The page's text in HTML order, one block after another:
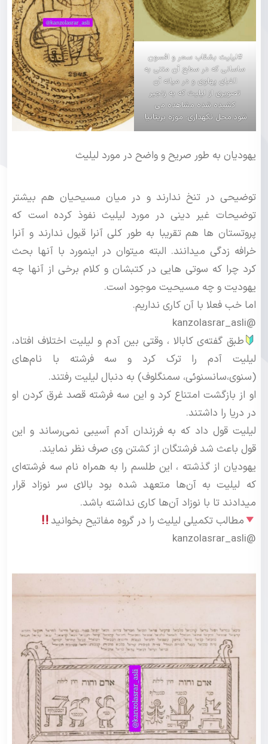
#لیلیث بشقاب سحر و افسون
ساسانى كه در سطح آن متنی به
الفبای پهلوی و در میانه آن
تصویری از لیلیث که به زنجیر
کشیده شده مشاهده می
شود.محل نگهدارى: موزه بریتانیا.
یهودیان به طور صریح و واضح در مورد لیلیث
توضیحی در تنخ ندارند و در میان مسیحیان هم بیشتر
توضیحات غیر دینی در مورد لیلیث نفوذ کرده است که
پروتستان ها هم تقریبا به طور کلی آنرا قبول ندارند و آنرا
خرافه زدگی میدانند. البته میتوان در اینمورد با آنها بحث
کرد چرا که سوتی هایی در کتبشان و کلام برخی از آنها چه
یهودیت و چه مسیحیت موجود است.
اما خب فعلا با آن کاری نداریم.
@kanzolasrar_asli
طبق گفته‌ی کابالا ، وقتی بین آدم و لیلیت اختلاف افتاد،
لیلیت آدم را ترک کرد و سه فرشته با نام‌های
(سنوی،سانسنوئی، سمنگلوف) به دنبال لیلیت رفتند.
او از بازگشت امتناع کرد و این سه فرشته قصد غرق کردن او
در دریا را داشتند.
لیلیت قول داد که به فرزندان آدم آسیبی نمی‌رساند و این
قول باعث شد فرشتگان از کشتن وی صرف نظر نمایند.
یهودیان از گذشته‌ ، این طلسم را به همراه نام سه فرشته‌ای
که لیلیت به آن‌ها متعهد شده بود بالای سر نوزاد قرار
میدادند تا با نوزاد آن‌ها کاری نداشته باشد.
مطالب تکمیلی لیلیث را در گروه مفاتیح بخوانید
@kanzolasrar_asli